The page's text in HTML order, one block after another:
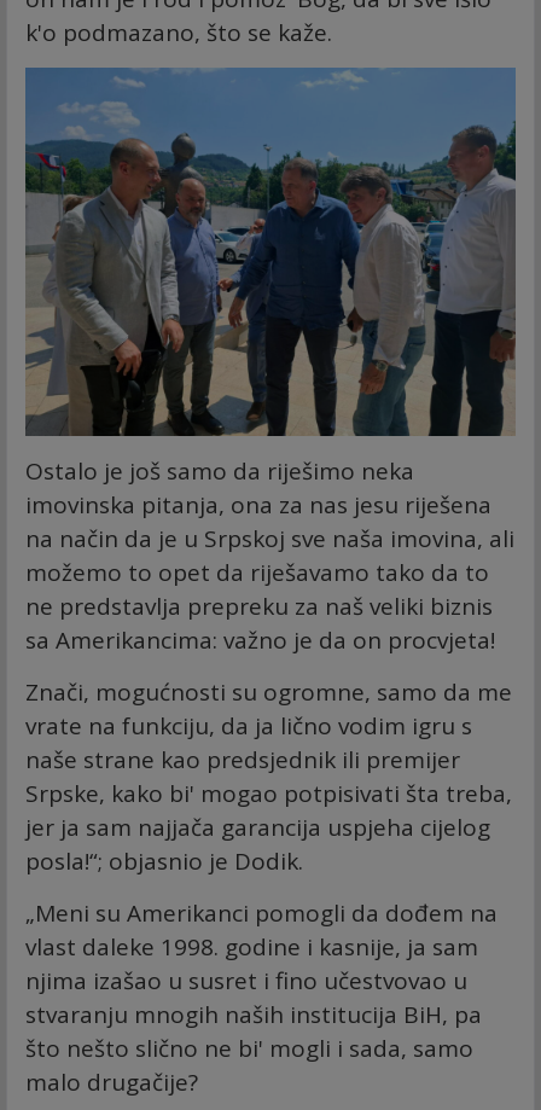
k'o podmazano, što se kaže.
Ostalo je još samo da riješimo neka
imovinska pitanja, ona za nas jesu riješena
na način da je u Srpskoj sve naša imovina, ali
možemo to opet da riješavamo tako da to
ne predstavlja prepreku za naš veliki biznis
sa Amerikancima: važno je da on procvjeta!
Znači, mogućnosti su ogromne, samo da me
vrate na funkciju, da ja lično vodim igru s
naše strane kao predsjednik ili premijer
Srpske, kako bi' mogao potpisivati šta treba,
jer ja sam najjača garancija uspjeha cijelog
posla!“; objasnio je Dodik.
„Meni su Amerikanci pomogli da dođem na
vlast daleke 1998. godine i kasnije, ja sam
njima izašao u susret i fino učestvovao u
stvaranju mnogih naših institucija BiH, pa
što nešto slično ne bi' mogli i sada, samo
malo drugačije?